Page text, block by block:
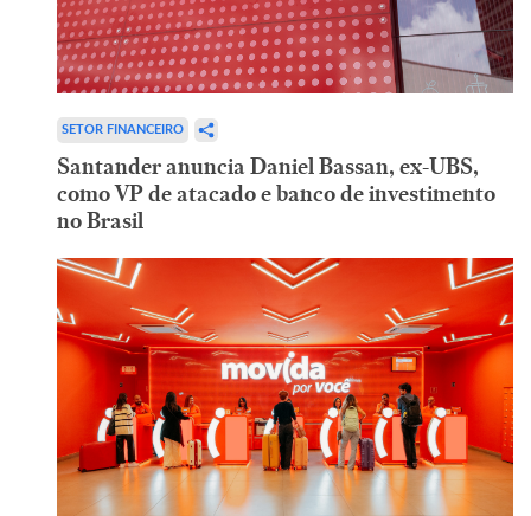
SETOR FINANCEIRO
Santander anuncia Daniel Bassan, ex-UBS,
como VP de atacado e banco de investimento
no Brasil